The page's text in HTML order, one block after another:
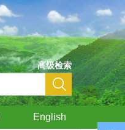
高级检索
English